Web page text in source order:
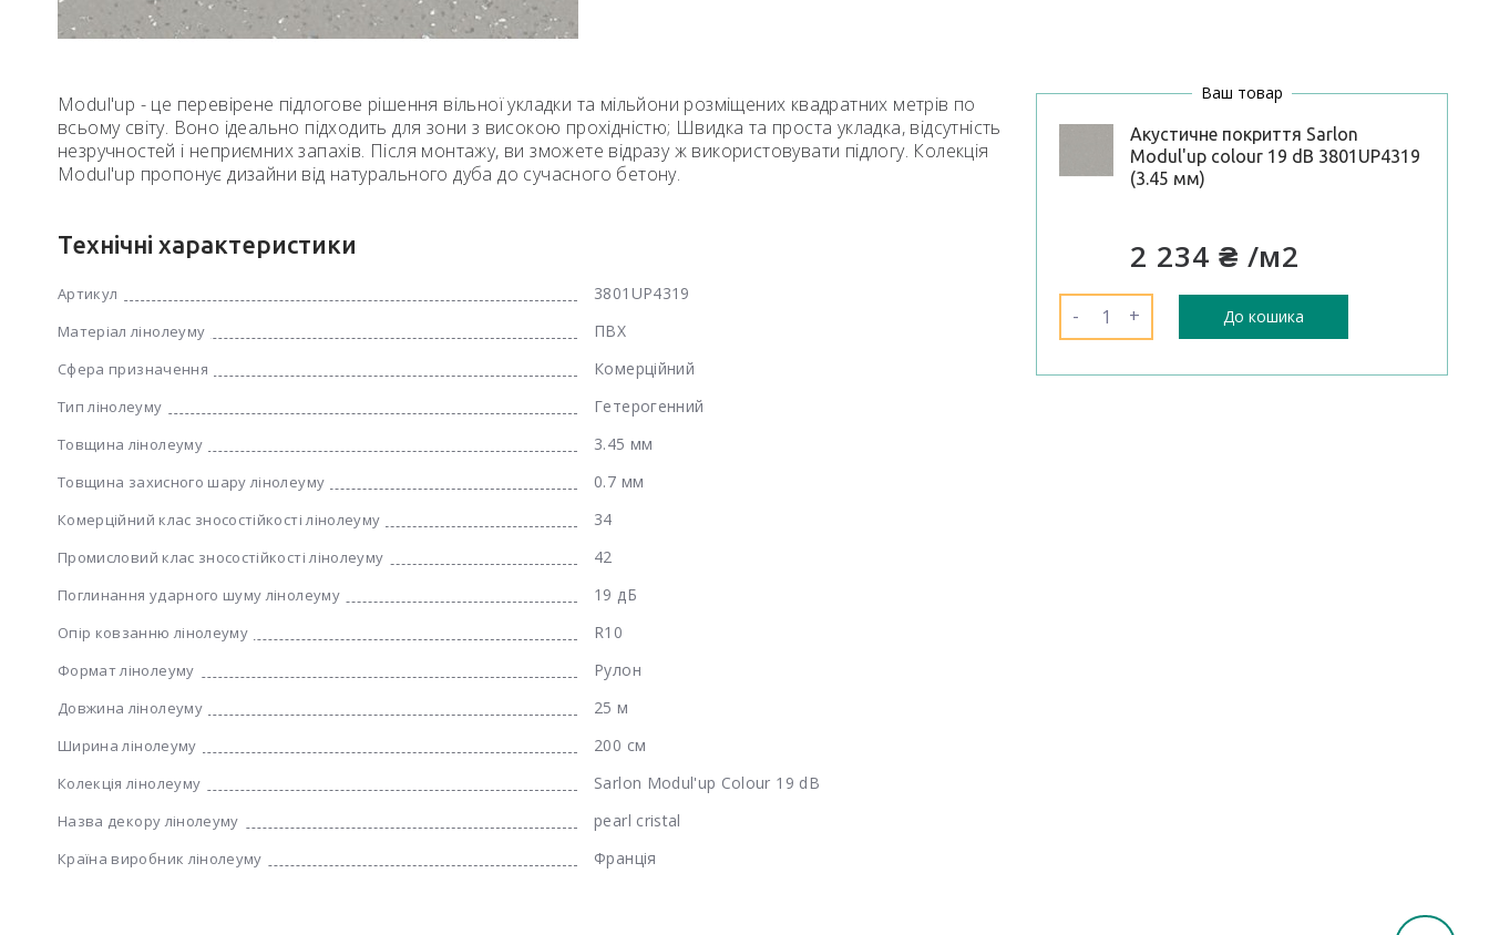
Modul'up - це перевірене підлогове рішення вільної укладки та мільйони розміщених квадратних метрів по
всьому світу. Воно ідеально підходить для зони з високою прохідністю; Швидка та проста укладка, відсутність
незручностей і неприємних запахів. Після монтажу, ви зможете відразу ж використовувати підлогу. Колекція
Modul'up пропонує дизайни від натурального дуба до сучасного бетону.
Технічні характеристики
Артикул 3801UP4319
Матеріал лінолеуму ПВХ
Сфера призначення Комерційний
Тип лінолеуму Гетерогенний
Товщина лінолеуму 3.45 мм
Товщина захисного шару лінолеуму 0.7 мм
Комерційний клас зносостійкості лінолеуму 34
Промисловий клас зносостійкості лінолеуму 42
Поглинання ударного шуму лінолеуму 19 дБ
Опір ковзанню лінолеуму R10
Формат лінолеуму Рулон
Довжина лінолеуму 25 м
Ширина лінолеуму 200 см
Колекція лінолеуму Sarlon Modul'up Colour 19 dB
Назва декору лінолеуму pearl cristal
Країна виробник лінолеуму Франція
Ваш товар
Акустичне покриття Sarlon
Modul'up colour 19 dB 3801UP4319
(3.45 мм)
2 234 ₴ /м2
- + До кошика